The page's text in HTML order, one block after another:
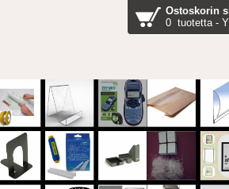
Ostoskorin
0 tuotetta -